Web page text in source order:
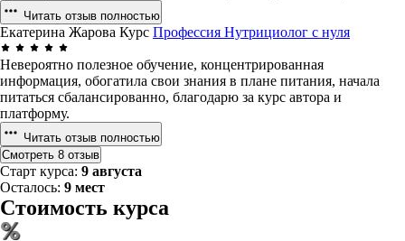
Читать отзыв полностью
Екатерина Жарова Курс Профессия Нутрициолог с нуля
Невероятно полезное обучение, концентрированная
информация, обогатила свои знания в плане питания, начала
питаться сбалансированно, благодарю за курс автора и
платформу.
Читать отзыв полностью
Смотреть 8 отзыв
Старт курса: 9 августа
Осталось: 9 мест
Стоимость курса